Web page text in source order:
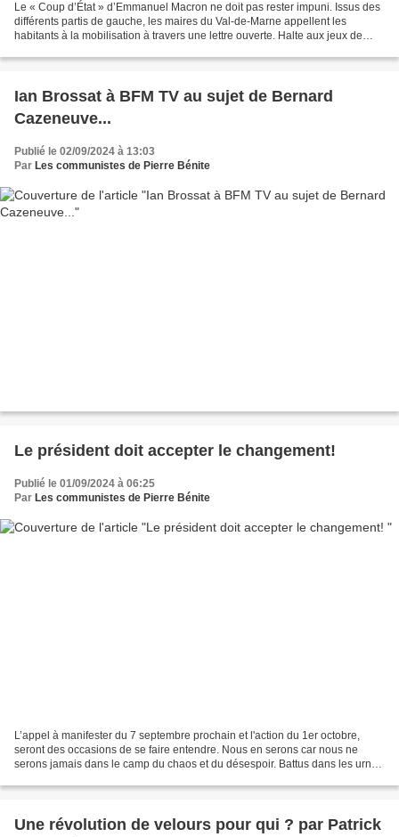
Le « Coup d’État » d’Emmanuel Macron ne doit pas rester impuni. Issus des
différents partis de gauche, les maires du Val-de-Marne appellent les
habitants à la mobilisation à travers une lettre ouverte. Halte aux jeux de
Ian Brossat à BFM TV au sujet de Bernard
Cazeneuve...
Publié le 02/09/2024 à 13:03
Par Les communistes de Pierre Bénite
Le président doit accepter le changement!
Publié le 01/09/2024 à 06:25
Par Les communistes de Pierre Bénite
L’appel à manifester du 7 septembre prochain et l'action du 1er octobre,
seront des occasions de se faire entendre. Nous en serons car nous ne
serons jamais dans le camp du chaos et du désespoir. Battus dans les urnes
Une révolution de velours pour qui ? par Patrick